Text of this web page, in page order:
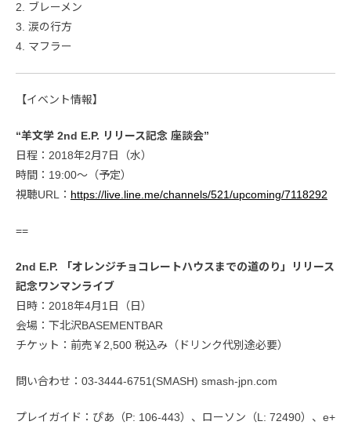
2. ブレーメン
3. 涙の行方
4. マフラー
【イベント情報】
“羊文学 2nd E.P. リリース記念 座談会”
日程：2018年2月7日（水）
時間：19:00〜（予定）
視聴URL： https://live.line.me/channels/521/upcoming/7118292
==
2nd E.P. 「オレンジチョコレートハウスまでの道のり」リリース
記念ワンマンライブ
日時：2018年4月1日（日）
会場：下北沢BASEMENTBAR
チケット：前売￥2,500 税込み（ドリンク代別途必要）
問い合わせ：03-3444-6751(SMASH) smash-jpn.com
プレイガイド：ぴあ（P: 106-443）、ローソン（L: 72490）、e+